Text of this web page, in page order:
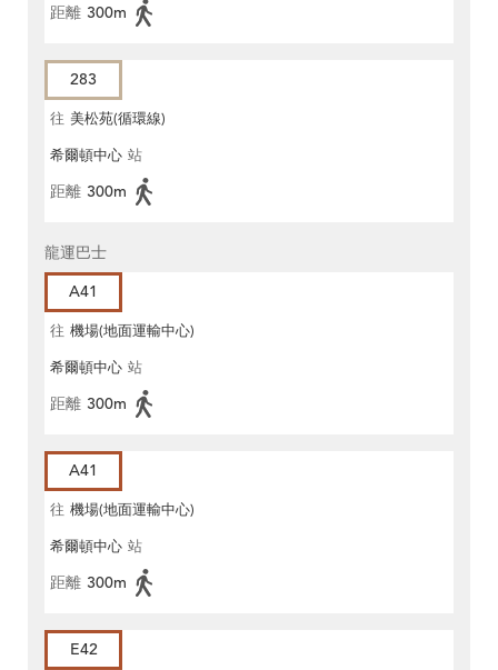
距離 300m
283
往 美松苑(循環線)
希爾頓中心 站
距離 300m
龍運巴士
A41
往 機場(地面運輸中心)
希爾頓中心 站
距離 300m
A41
往 機場(地面運輸中心)
希爾頓中心 站
距離 300m
E42